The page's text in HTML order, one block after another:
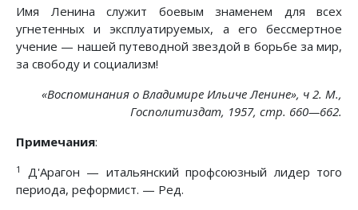
Имя Ленина служит боевым знаменем для всех
угнетенных и эксплуатируемых, а его бессмертное
учение — нашей путеводной звездой в борьбе за мир,
за свободу и социализм!
«Воспоминания о Владимире Ильиче Ленине», ч 2. М.,
Госполитиздат, 1957, стр. 660—662.
Примечания:
1
Д'Арагон — итальянский профсоюзный лидер того
периода, реформист. — Ред.